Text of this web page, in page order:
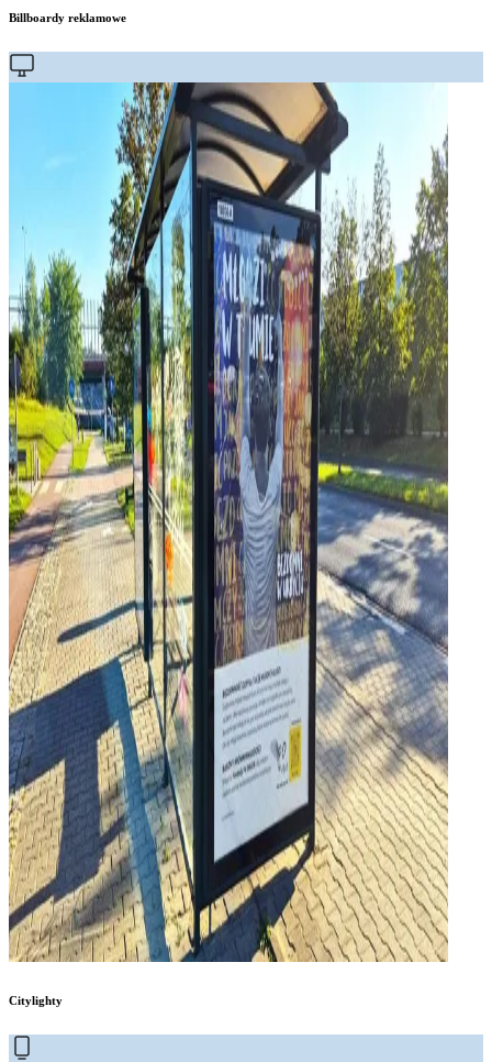
Billboardy reklamowe
Citylighty